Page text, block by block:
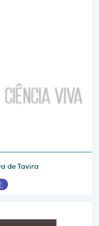
de Tavira